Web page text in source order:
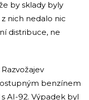
by sklady byly
nich nedalo nic
distribuce, ne
benzínem
AI-92. Výpadek byl